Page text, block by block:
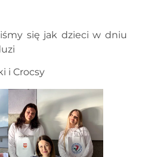
się jak dzieci w dniu
i Crocsy